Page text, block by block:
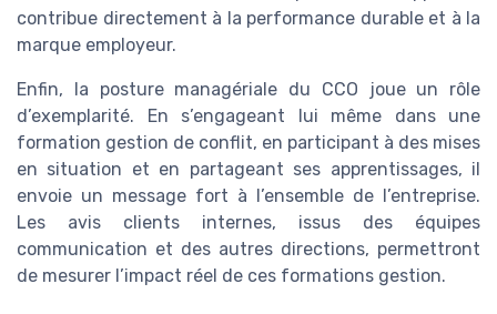
contribue directement à la performance durable et à la
marque employeur.
Enfin, la posture managériale du CCO joue un rôle
d’exemplarité. En s’engageant lui même dans une
formation gestion de conflit, en participant à des mises
en situation et en partageant ses apprentissages, il
envoie un message fort à l’ensemble de l’entreprise.
Les avis clients internes, issus des équipes
communication et des autres directions, permettront
de mesurer l’impact réel de ces formations gestion.